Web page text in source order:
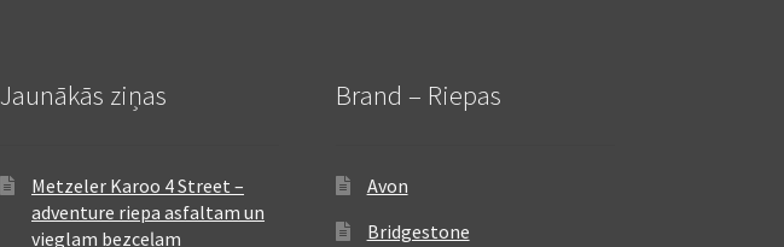
Jaunākās ziņas
Metzeler Karoo 4 Street –
adventure riepa asfaltam un
vieglam bezceļam
Brand – Riepas
Avon
Bridgestone